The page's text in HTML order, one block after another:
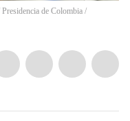
de Colombia /